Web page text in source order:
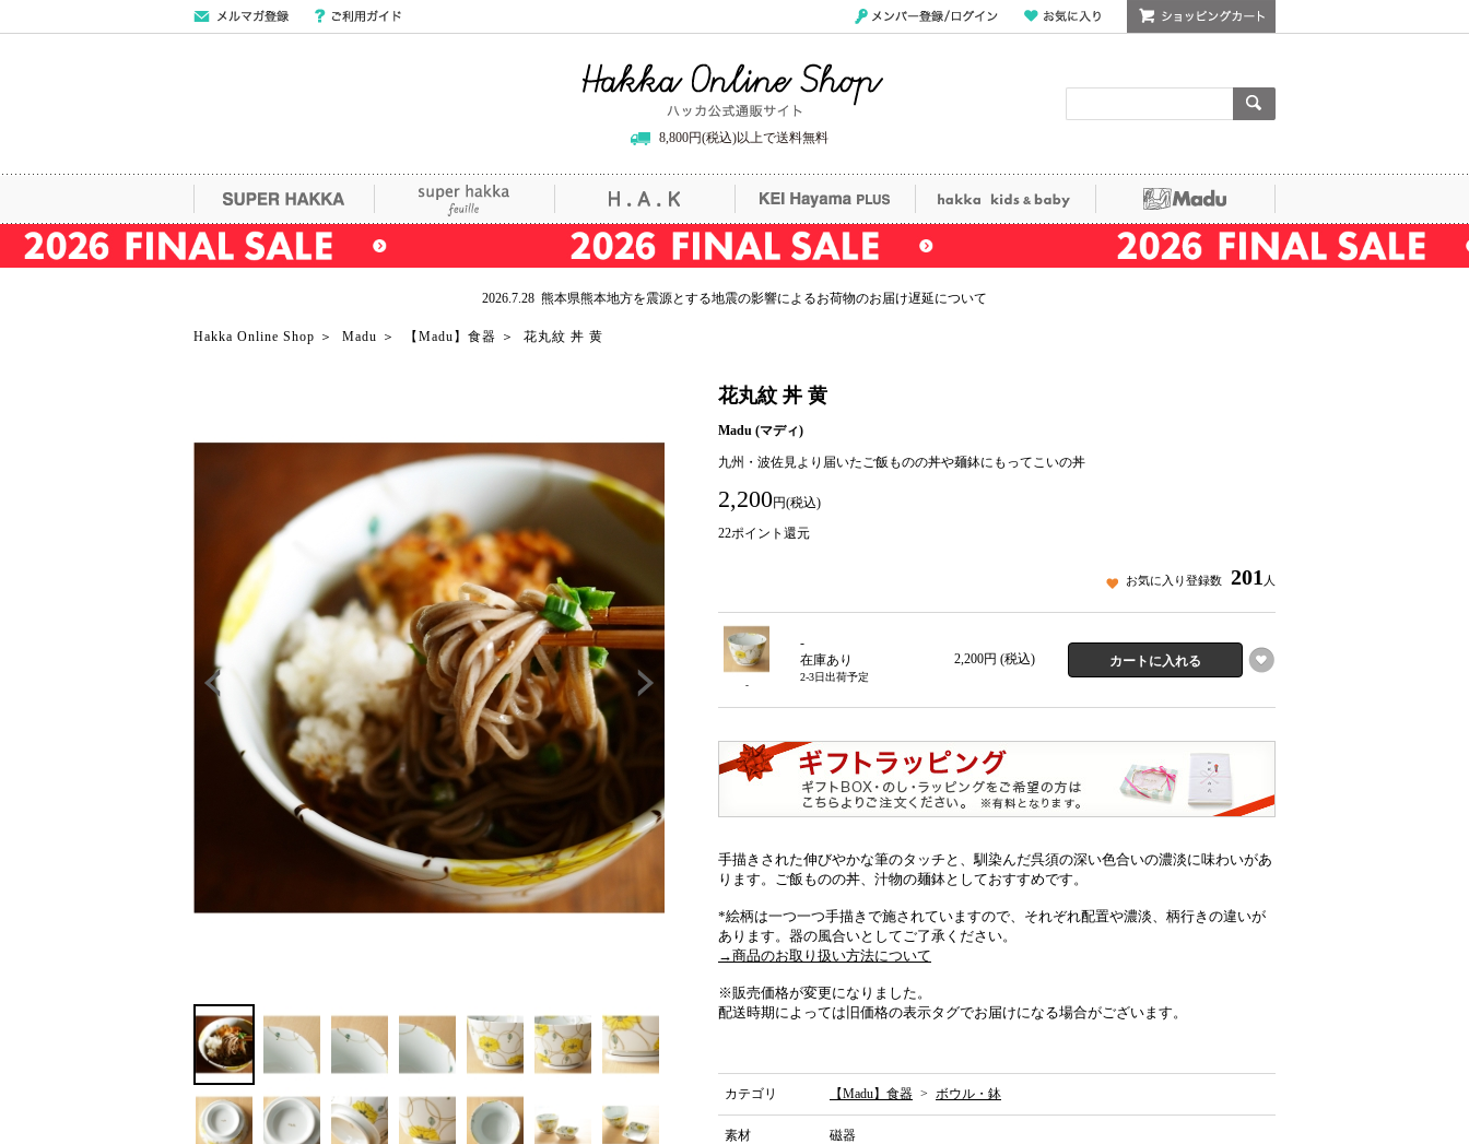
メールマガジン
ご利用ガイド メンバー登録/ログイン お気に入り
8,800円(税込)以上で送料無料
SUPER HAKKA H.A.K KEI Hayama PLUS Madu
2026.7.28 熊本県熊本地方を震源とする地震の影響によるお荷物のお届け遅延について
Hakka Online Shop ＞ Madu ＞ 【Madu】食器 ＞ 花丸紋 丼 黄
花丸紋 丼 黄
Madu (マディ)
九州・波佐見より届いたご飯ものの丼や麺鉢にもってこいの丼
2,200円(税込)
22ポイント還元
お気に入り登録数 201 人
-
-
在庫あり
2-3日出荷予定
2,200円 (税込)
手描きされた伸びやかな筆のタッチと、馴染んだ呉須の深い色合いの濃淡に味わいがあ
ります。ご飯ものの丼、汁物の麺鉢としておすすめです。
*絵柄は一つ一つ手描きで施されていますので、それぞれ配置や濃淡、柄行きの違いが
あります。器の風合いとしてご了承ください。
→商品のお取り扱い方法について
※販売価格が変更になりました。
配送時期によっては旧価格の表示タグでお届けになる場合がございます。
カテゴリ 【Madu】食器 > ボウル・鉢
素材 磁器